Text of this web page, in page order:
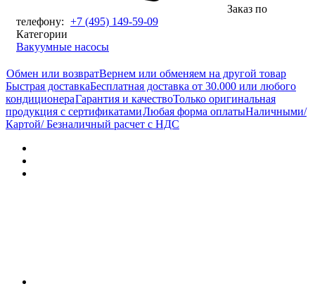
Заказ по
телефону: +7 (495) 149-59-09
Категории
Вакуумные насосы
Обмен или возвратВернем или обменяем на другой товар
Быстрая доставкаБесплатная доставка от 30.000 или любого
кондиционераГарантия и качествоТолько оригинальная
продукция с сертификатамиЛюбая форма оплатыНаличными/
Картой/ Безналичный расчет с НДС